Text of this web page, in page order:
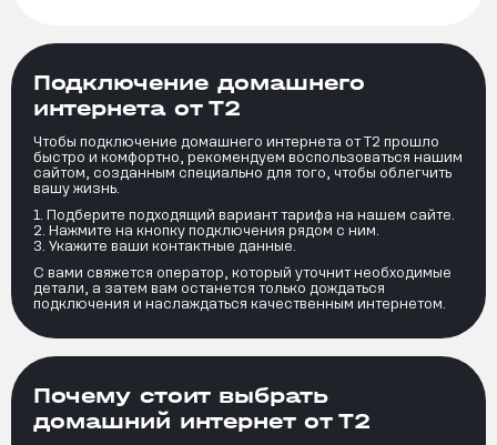
Подключение домашнего
интернета от Т2
Чтобы подключение домашнего интернета от Т2 прошло
быстро и комфортно, рекомендуем воспользоваться нашим
сайтом, созданным специально для того, чтобы облегчить
вашу жизнь.
Подберите подходящий вариант тарифа на нашем сайте.
Нажмите на кнопку подключения рядом с ним.
Укажите ваши контактные данные.
С вами свяжется оператор, который уточнит необходимые
детали, а затем вам останется только дождаться
подключения и наслаждаться качественным интернетом.
Почему стоит выбрать
домашний интернет от Т2